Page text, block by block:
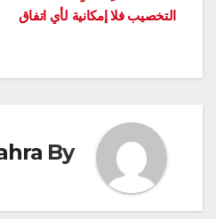
المقالات
التخصيب فلا إمكانية لأي اتفاق
By